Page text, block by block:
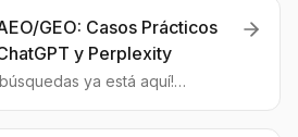
GEO: Casos Prácticos
y Perplexity
ya está aquí!